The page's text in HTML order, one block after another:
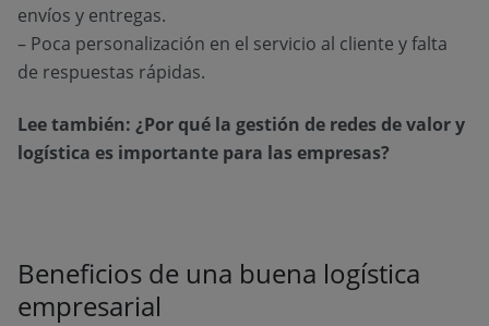
envíos y entregas.
– Poca personalización en el servicio al cliente y falta
de respuestas rápidas.
Lee también: ¿Por qué la gestión de redes de valor y
logística es importante para las empresas?
Beneficios de una buena logística
empresarial